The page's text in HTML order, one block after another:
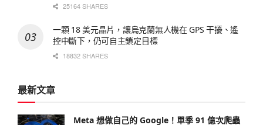
25164 SHARES
一顆 18 美元晶片，讓烏克蘭無人機在 GPS 干擾、遙
控中斷下，仍可自主鎖定目標
18832 SHARES
最新文章
Meta 想做自己的 Google！單季 91 億次爬蟲